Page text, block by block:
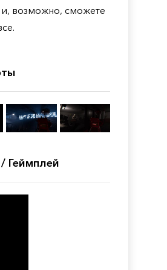
возможно, сможете
Геймплей